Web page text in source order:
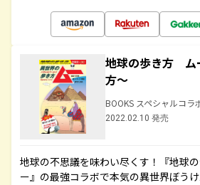
地球の歩き方
方～
BOOKS スペシャルコラ
2022.02.10 発売
地球の不思議を味わい尽くす！『地球
ー』の最強コラボで本気の異世界ぼう